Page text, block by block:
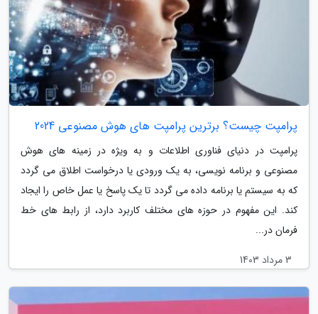
پرامپت چیست؟ برترین پرامپت های هوش مصنوعی 2024
پرامپت در دنیای فناوری اطلاعات و به ویژه در زمینه های هوش
مصنوعی و برنامه نویسی، به یک ورودی یا درخواست اطلاق می گردد
که به سیستم یا برنامه داده می گردد تا یک پاسخ یا عمل خاص را ایجاد
کند. این مفهوم در حوزه های مختلف کاربرد دارد، از رابط های خط
فرمان در...
3 مرداد 1403